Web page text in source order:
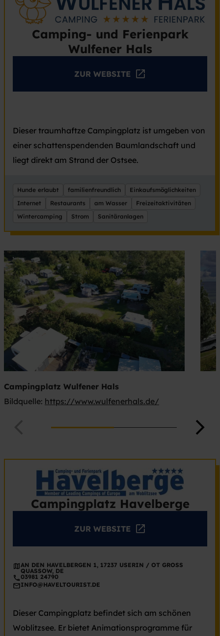
Camping- und Ferienpark
Wulfener Hals
ZUR WEBSITE
Dieser traumhaftze Campingplatz ist umgeben von
einer schattenspendenden Baumlandschaft und
liegt direkt am Strand der Ostsee.
Hunde erlaubt familienfreundlich
Einkaufsmöglichkeiten
Internet
Restaurants am Wasser
Freizeitaktivitäten
Wintercamping
Strom Sanitäranlagen
Campingplatz Wulfener Hals
Bildquelle: https://www.wulfenerhals.de/
Campingplatz Havelberge
ZUR WEBSITE
AN DEN HAVELBERGEN 1, 17237 USERIN / OT GROSS Q
UASSOW, DE
03981 24790
INFO@HAVELTOURIST.DE
Dieser Campingplatz befindet sich am schönen
Woblitzsee. Er bietet Animationsprogramme für